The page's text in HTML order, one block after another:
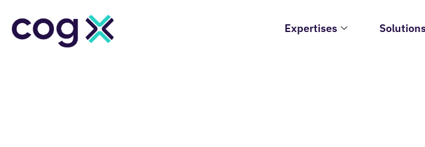
Expertises